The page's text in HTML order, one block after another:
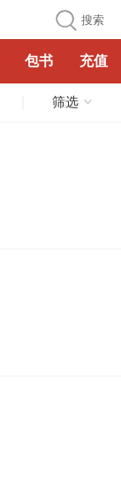
搜索
包书 充值
筛选